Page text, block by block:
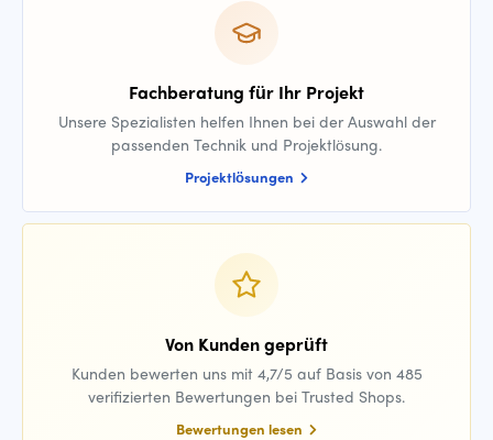
Fachberatung für Ihr Projekt
Unsere Spezialisten helfen Ihnen bei der Auswahl der
passenden Technik und Projektlösung.
Projektlösungen
Von Kunden geprüft
Kunden bewerten uns mit 4,7/5 auf Basis von 485
verifizierten Bewertungen bei Trusted Shops.
Bewertungen lesen